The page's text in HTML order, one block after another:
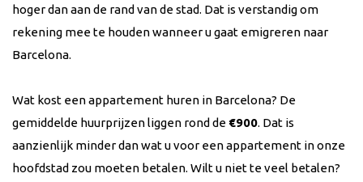
hoger dan aan de rand van de stad. Dat is verstandig om
rekening mee te houden wanneer u gaat emigreren naar
Barcelona.
Wat kost een appartement huren in Barcelona? De
gemiddelde huurprijzen liggen rond de €900. Dat is
aanzienlijk minder dan wat u voor een appartement in onze
hoofdstad zou moeten betalen. Wilt u niet te veel betalen?